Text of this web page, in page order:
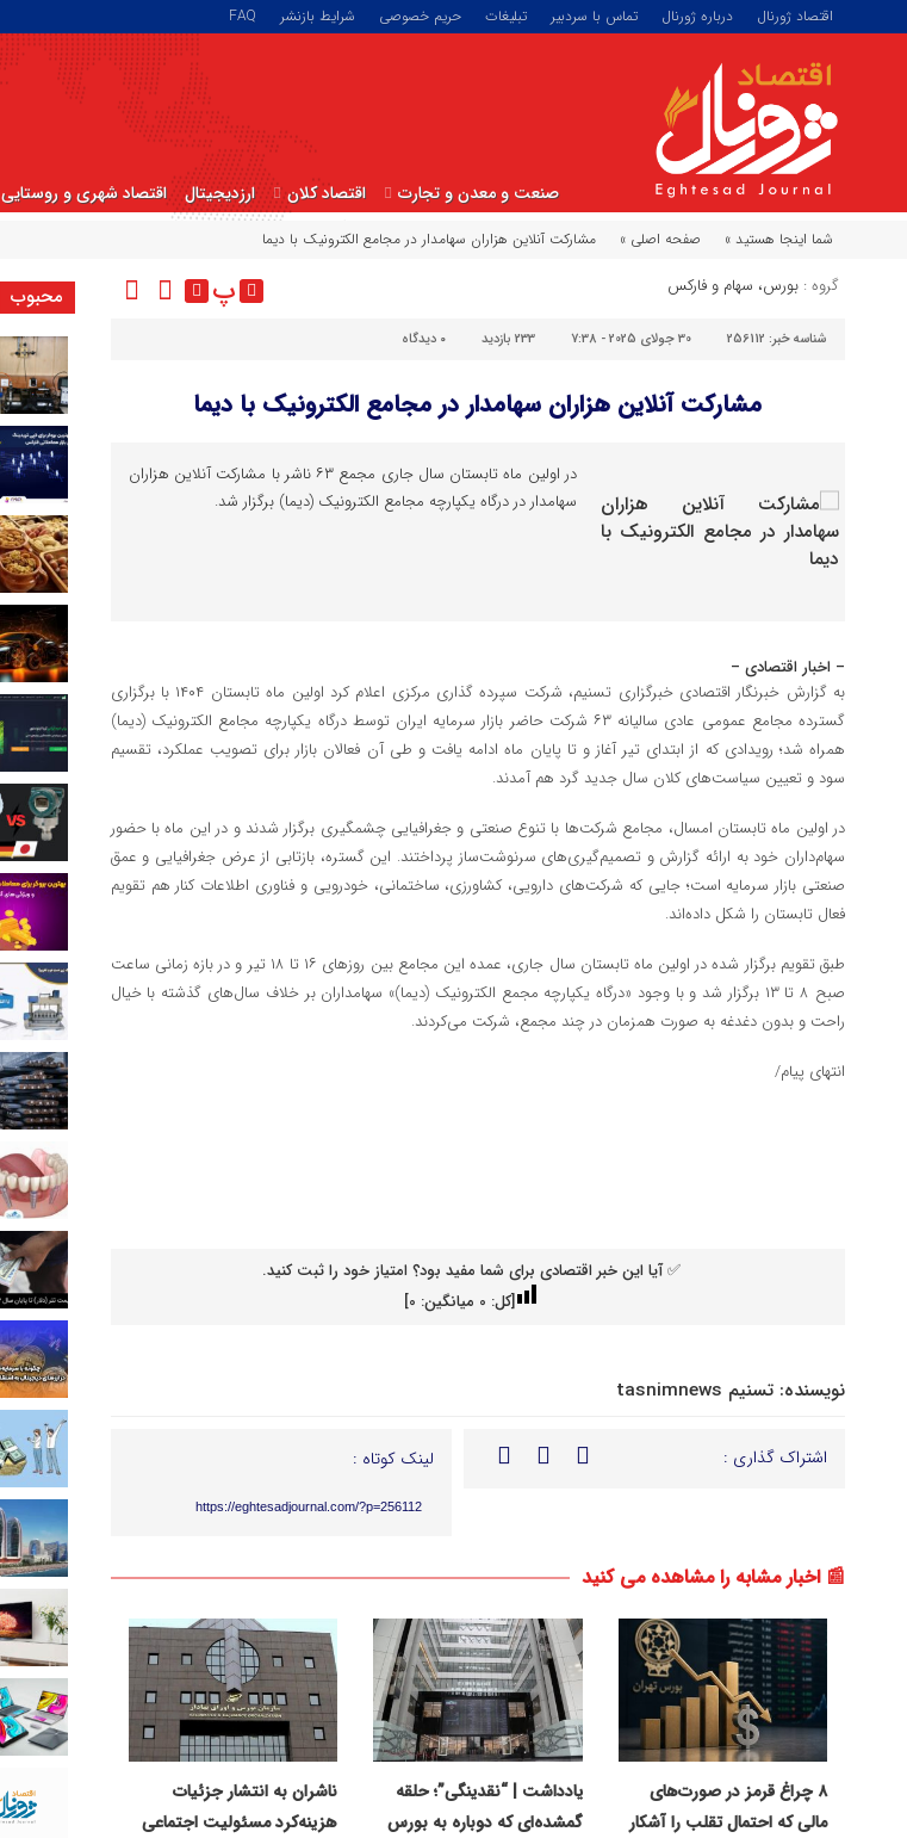
اقتصاد ژورنال درباره ژورنال تماس با سردبیر تبلیغات حریم خصوصی شرایط بازنشر FAQ
صنعت و معدن و تجارت اقتصاد کلان ارزدیجیتال اقتصاد شهری و روستایی
شما اینجا هستید » صفحه اصلی » مشارکت آنلاین هزاران سهامدار در مجامع الکترونیک با دیما
گروه : بورس، سهام و فارکس پ
شناسه خبر: 256112 30 جولای 2025 - 7:38 233 بازدید ۰ دیدگاه
مشارکت آنلاین هزاران سهامدار در مجامع الکترونیک با دیما
در اولین ماه تابستان سال جاری مجمع ۶۳ ناشر با مشارکت آنلاین هزاران
سهامدار در درگاه یکپارچه مجامع الکترونیک (دیما) برگزار شد.
– اخبار اقتصادی –
به گزارش خبرنگار اقتصادی خبرگزاری تسنیم، شرکت سپرده گذاری مرکزی اعلام کرد اولین ماه تابستان ۱۴۰۴ با برگزاری
گسترده مجامع عمومی عادی سالیانه ۶۳ شرکت حاضر بازار سرمایه ایران توسط درگاه یکپارچه مجامع الکترونیک (دیما)
همراه شد؛ رویدادی که از ابتدای تیر آغاز و تا پایان ماه ادامه یافت و طی آن فعالان بازار برای تصویب عملکرد، تقسیم
سود و تعیین سیاست‌های کلان سال جدید گرد هم آمدند.
در اولین ماه تابستان امسال، مجامع شرکت‌ها با تنوع صنعتی و جغرافیایی چشمگیری برگزار شدند و در این ماه با حضور
سهام‌داران خود به ارائه گزارش و تصمیم‌گیری‌های سرنوشت‌ساز پرداختند. این گستره، بازتابی از عرض جغرافیایی و عمق
صنعتی بازار سرمایه است؛ جایی که شرکت‌های دارویی، کشاورزی، ساختمانی، خودرویی و فناوری اطلاعات کنار هم تقویم
فعال تابستان را شکل داده‌اند.
طبق تقویم برگزار شده در اولین ماه تابستان سال جاری، عمده این مجامع بین روز‌های ۱۶ تا ۱۸ تیر و در بازه زمانی ساعت
صبح ۸ تا ۱۳ برگزار شد و با وجود «درگاه یکپارچه مجمع الکترونیک (دیما)» سهامداران بر خلاف سال‌های گذشته با خیال
راحت و بدون دغدغه به صورت همزمان در چند مجمع، شرکت می‌کردند.
انتهای پیام/
✅ آیا این خبر اقتصادی برای شما مفید بود؟ امتیاز خود را ثبت کنید.
[کل: 0 میانگین: 0
]
نویسنده: تسنیم tasnimnews
اشتراک گذاری : لینک کوتاه :
https://eghtesadjournal.com/?p=256112
📰 اخبار مشابه را مشاهده می کنید
۸ چراغ قرمز در صورت‌های
مالی که احتمال تقلب را آشکار
یادداشت | “نقدینگی”؛ حلقه
گمشده‌ای که دوباره به بورس
ناشران به انتشار جزئیات
هزینه‌کرد مسئولیت اجتماعی
محبوب